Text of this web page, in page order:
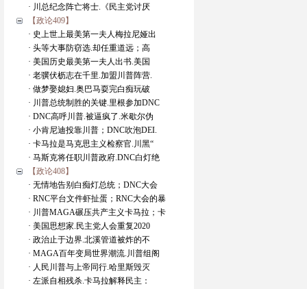
· 川总纪念阵亡将士.《民主党讨厌
【政论409】
· 史上世上最美第一夫人梅拉尼娅出
· 头等大事防窃选.却任重道远；高
· 美国历史最美第一夫人出书.美国
· 老骥伏枥志在千里.加盟川普阵营.
· 做梦娶媳妇.奥巴马耍完白痴玩破
· 川普总统制胜的关键.里根参加DNC
· DNC高呼川普.被逼疯了.米歇尔伪
· 小肯尼迪投靠川普；DNC吹泡DEI.
· 卡马拉是马克思主义检察官.川黑“
· 马斯克将任职川普政府.DNC白灯绝
【政论408】
· 无情地告别白痴灯总统；DNC大会
· RNC平台文件虾扯蛋；RNC大会的暴
· 川普MAGA碾压共产主义卡马拉；卡
· 美国思想家.民主党人会重复2020
· 政治止于边界.北溪管道被炸的不
· MAGA百年变局世界潮流.川普组阁
· 人民川普与上帝同行.哈里斯毁灭
· 左派自相残杀.卡马拉解释民主：